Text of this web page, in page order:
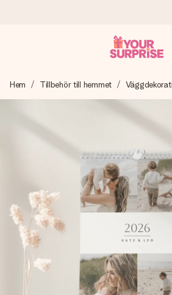
Vi skapar din gåva med omsorg och
– så att du kan ge den i precis rätt
4,6 (baserat på +15 000
Våra gåvor inspirerar. Kunder ger oss
Reviews.
Gratis hälsning
Skapa något unikt med bara några
namn, ditt foto eller ett
hennes hjärta. Inget krångel, bara
Hem Tillbehör till hemmet